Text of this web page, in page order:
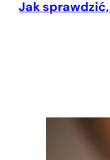
Jak